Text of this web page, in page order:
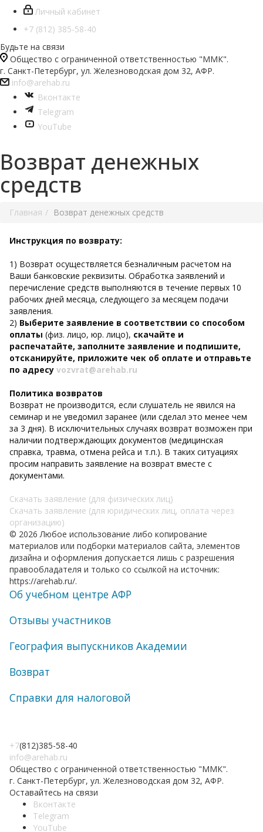
Личный кабинет
+7 (812) 385-58-40
Будьте на связи
Общество с ограниченной ответственностью "ММК".
г. Санкт-Петербург, ул. Железноводская дом 32, АФР.
info@arehab.ru
Вконтакте
Telegram
YouTube
Возврат денежных
средств
Главная Возврат денежных средств
Инструкция по возврату:
1) Возврат осуществляется безналичным расчетом на
Ваши банковские реквизиты. Обработка заявлений и
перечисление средств выполняются в течение первых 10
рабочих дней месяца, следующего за месяцем подачи
заявления.
2) Выберите заявление в соответствии со способом
оплаты (физ. лицо, юр. лицо), скачайте и
распечатайте, заполните заявление и подпишите,
отсканируйте, приложите чек об оплате и отправьте
по адресу vozvrat@arehab.ru
Политика возвратов
Возврат не производится, если слушатель не явился на
семинар и не уведомил заранее (или сделал это менее чем
за 3 дня). В исключительных случаях возврат возможен при
наличии подтверждающих документов (медицинская
справка, травма, отмена рейса и т.п.). В таких ситуациях
просим направить заявление на возврат вместе с
документами.
Скачать заявление (для физических лиц)
Скачать заявление (для юридических лиц, оплата через
организацию)
© 2026 Любое использование либо копирование
материалов или подборки материалов сайта, элементов
дизайна и оформления допускается лишь с разрешения
правообладателя и только со ссылкой на источник:
https://arehab.ru/.
Об учебном центре АФР
Отзывы участников
География выпускников Академии
Возврат
Справки для налоговой
+7(812)385-58-40
info@arehab.ru
Общество с ограниченной ответственностью "ММК".
г. Санкт-Петербург, ул. Железноводская дом 32, АФР.
Оставайтесь на связи
Вконтакте
Telegram
YouTube